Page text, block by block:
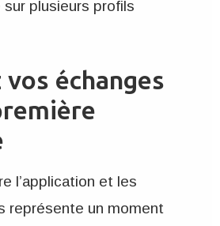
sur plusieurs profils
échanges
l’application et les
représente un moment